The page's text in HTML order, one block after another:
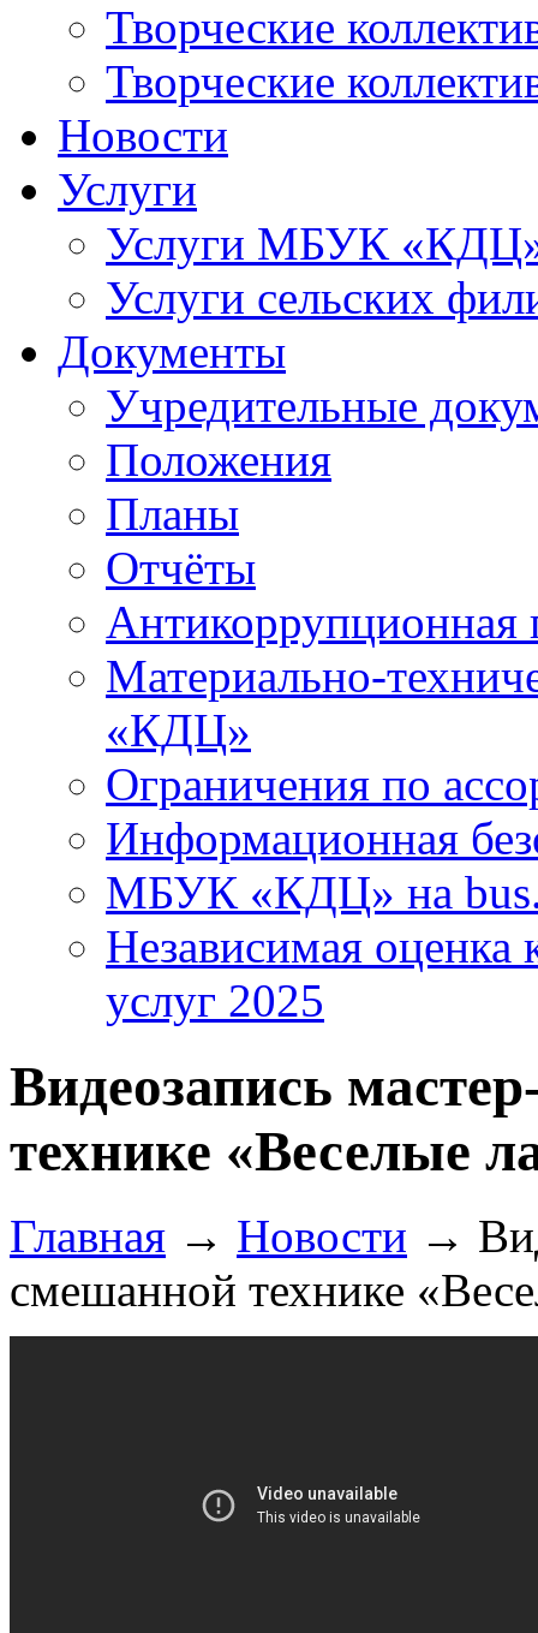
Творческие
Творческие
Новости
Услуги
Услуги МБУК
Услуги сельских
Документы
Учредительные
Положения
Планы
Отчёты
Антикоррупционная
Материально-
«КДЦ»
Ограничения по
Информационная
МБУК «КДЦ» на
Независимая оценка
услуг 2025
Видеозапись
технике «Веселые
Главная → Новости →
смешанной технике